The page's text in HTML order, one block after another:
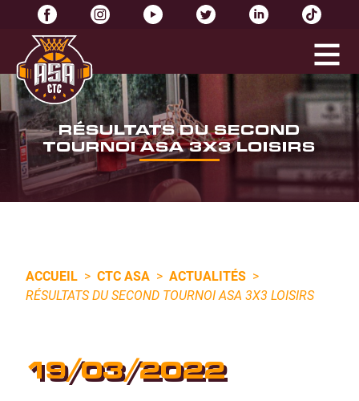
RÉSULTATS DU SECOND
TOURNOI ASA 3X3 LOISIRS
ACCUEIL > CTC ASA > ACTUALITÉS >
RÉSULTATS DU SECOND TOURNOI ASA 3X3 LOISIRS
19/03/2022